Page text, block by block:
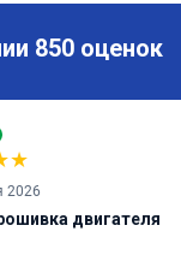
850 оценок
★
2026
двигателя